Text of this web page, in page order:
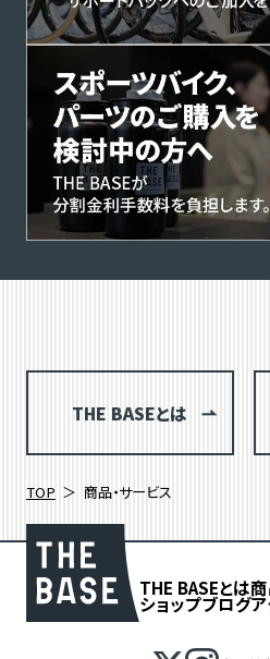
THE BASEとは
TOP 商品・サービス
THE BASEとは
ショップブログ